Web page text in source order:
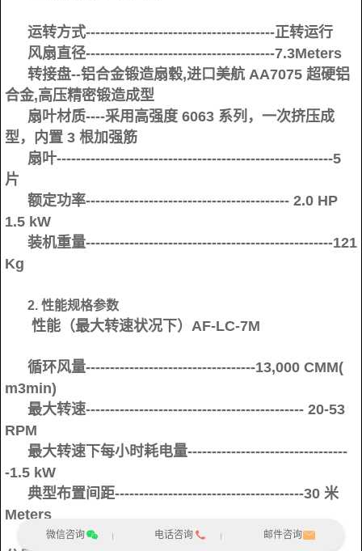
运转方式---------------------------------------正转运行
风扇直径---------------------------------------7.3Meters
转接盘--铝合金锻造扇毂,进口美航 AA7075 超硬铝
合金,高压精密锻造成型
扇叶材质----采用高强度 6063 系列，一次挤压成
型，内置 3 根加强筋
扇叶---------------------------------------------------------5
片
额定功率------------------------------------------ 2.0 HP
1.5 kW
装机重量---------------------------------------------------121
Kg
2. 性能规格参数
性能（最大转速状况下）AF-LC-7M
循环风量-----------------------------------13,000 CMM(
m3min)
最大转速--------------------------------------------- 20-53
RPM
最大转速下每小时耗电量---------------------------------
-1.5 kW
典型布置间距---------------------------------------30 米
Meters
最大噪音--------------------------------------------------45
微信咨询 电话咨询 邮件咨询